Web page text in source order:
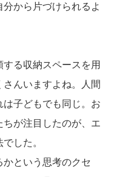
から片づけられるよ
する収納スペースを用
んいますよね。人間
子どもでも同じ。お
ちが注目したのが、エ
した。
かという思考のクセ